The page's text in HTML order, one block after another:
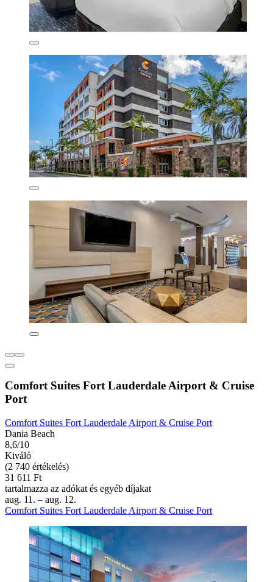
Comfort Suites Fort Lauderdale Airport & Cruise
Port
Comfort Suites Fort Lauderdale Airport & Cruise Port
Dania Beach
8,6/10
Kiváló
(2 740 értékelés)
31 611 Ft
tartalmazza az adókat és egyéb díjakat
aug. 11. – aug. 12.
Comfort Suites Fort Lauderdale Airport & Cruise Port